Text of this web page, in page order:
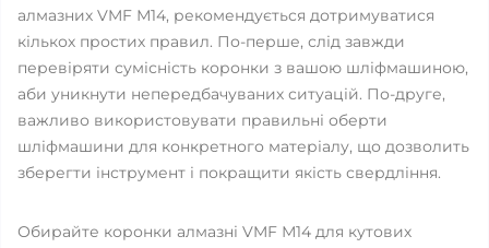
алмазних VMF М14, рекомендується дотримуватися
кількох простих правил. По-перше, слід завжди
перевіряти сумісність коронки з вашою шліфмашиною,
аби уникнути непередбачуваних ситуацій. По-друге,
важливо використовувати правильні оберти
шліфмашини для конкретного матеріалу, що дозволить
зберегти інструмент і покращити якість свердління.
Обирайте коронки алмазні VMF М14 для кутових